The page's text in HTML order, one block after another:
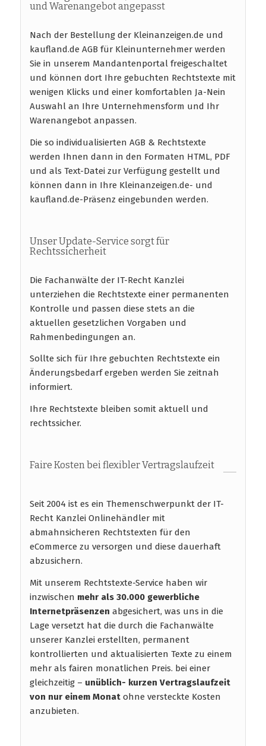
und Warenangebot angepasst
Nach der Bestellung der Kleinanzeigen.de und
kaufland.de AGB für Kleinunternehmer werden
Sie in unserem Mandantenportal freigeschaltet
und können dort Ihre gebuchten Rechtstexte mit
wenigen Klicks und einer komfortablen Ja-Nein
Auswahl an Ihre Unternehmensform und Ihr
Warenangebot anpassen.
Die so individualisierten AGB & Rechtstexte
werden Ihnen dann in den Formaten HTML, PDF
und als Text-Datei zur Verfügung gestellt und
können dann in Ihre Kleinanzeigen.de- und
kaufland.de-Präsenz eingebunden werden.
Unser Update-Service sorgt für
Rechtssicherheit
Die Fachanwälte der IT-Recht Kanzlei
unterziehen die Rechtstexte einer permanenten
Kontrolle und passen diese stets an die
aktuellen gesetzlichen Vorgaben und
Rahmenbedingungen an.
Sollte sich für Ihre gebuchten Rechtstexte ein
Änderungsbedarf ergeben werden Sie zeitnah
informiert.
Ihre Rechtstexte bleiben somit aktuell und
rechtssicher.
Faire Kosten bei flexibler Vertragslaufzeit
Seit 2004 ist es ein Themenschwerpunkt der IT-
Recht Kanzlei Onlinehändler mit
abmahnsicheren Rechtstexten für den
eCommerce zu versorgen und diese dauerhaft
abzusichern.
Mit unserem Rechtstexte-Service haben wir
inzwischen mehr als 30.000 gewerbliche
Internetpräsenzen abgesichert, was uns in die
Lage versetzt hat die durch die Fachanwälte
unserer Kanzlei erstellten, permanent
kontrollierten und aktualisierten Texte zu einem
mehr als fairen monatlichen Preis. bei einer
gleichzeitig – unüblich- kurzen Vertragslaufzeit
von nur einem Monat ohne versteckte Kosten
anzubieten.